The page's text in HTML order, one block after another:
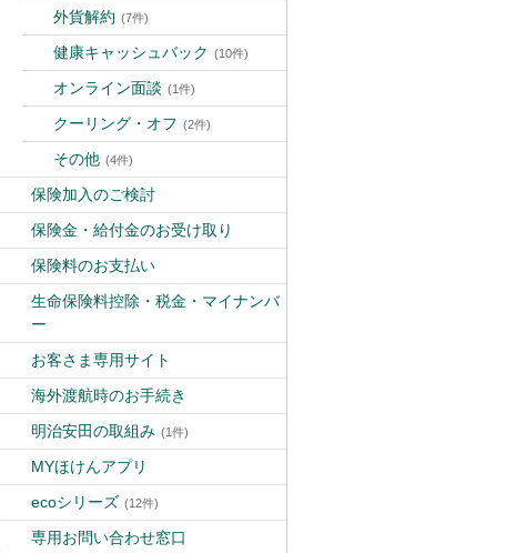
外貨解約 (7件)
健康キャッシュバック (10件)
オンライン面談 (1件)
クーリング・オフ (2件)
その他 (4件)
保険加入のご検討
保険金・給付金のお受け取り
保険料のお支払い
生命保険料控除・税金・マイナンバ
ー
お客さま専用サイト
海外渡航時のお手続き
明治安田の取組み (1件)
MYほけんアプリ
ecoシリーズ (12件)
専用お問い合わせ窓口